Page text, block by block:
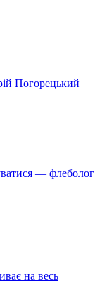
Погорецький
— флеболог
на весь